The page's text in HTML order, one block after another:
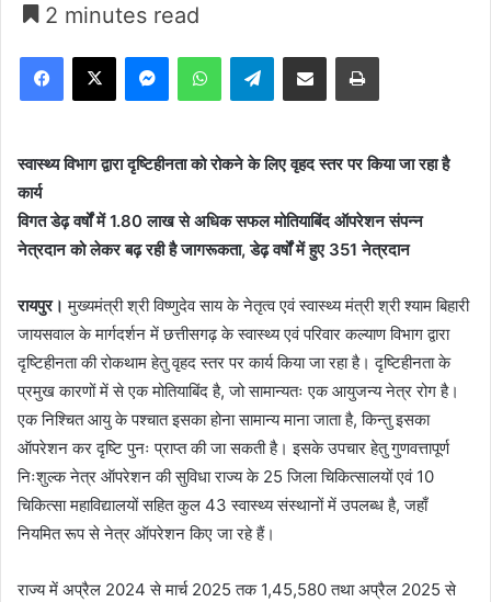
2 minutes read
Facebook
X MessengerWhatsAppTelegramShare via Email Print
स्वास्थ्य विभाग द्वारा दृष्टिहीनता को रोकने के लिए वृहद स्तर पर किया जा रहा है
कार्य
विगत डेढ़ वर्षों में 1.80 लाख से अधिक सफल मोतियाबिंद ऑपरेशन संपन्न
नेत्रदान को लेकर बढ़ रही है जागरूकता, डेढ़ वर्षों में हुए 351 नेत्रदान
रायपुर। मुख्यमंत्री श्री विष्णुदेव साय के नेतृत्व एवं स्वास्थ्य मंत्री श्री श्याम बिहारी
जायसवाल के मार्गदर्शन में छत्तीसगढ़ के स्वास्थ्य एवं परिवार कल्याण विभाग द्वारा
दृष्टिहीनता की रोकथाम हेतु वृहद स्तर पर कार्य किया जा रहा है। दृष्टिहीनता के
प्रमुख कारणों में से एक मोतियाबिंद है, जो सामान्यतः एक आयुजन्य नेत्र रोग है।
एक निश्चित आयु के पश्चात इसका होना सामान्य माना जाता है, किन्तु इसका
ऑपरेशन कर दृष्टि पुनः प्राप्त की जा सकती है। इसके उपचार हेतु गुणवत्तापूर्ण
निःशुल्क नेत्र ऑपरेशन की सुविधा राज्य के 25 जिला चिकित्सालयों एवं 10
चिकित्सा महाविद्यालयों सहित कुल 43 स्वास्थ्य संस्थानों में उपलब्ध है, जहाँ
नियमित रूप से नेत्र ऑपरेशन किए जा रहे हैं।
राज्य में अप्रैल 2024 से मार्च 2025 तक 1,45,580 तथा अप्रैल 2025 से